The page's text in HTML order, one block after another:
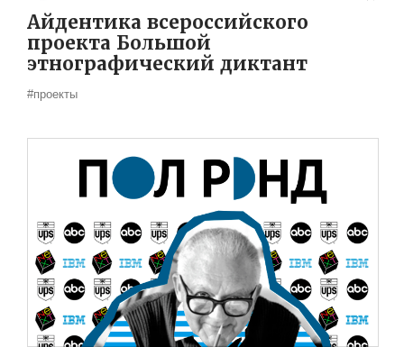
Айдентика всероссийского
проекта Большой
этнографический диктант
#проекты